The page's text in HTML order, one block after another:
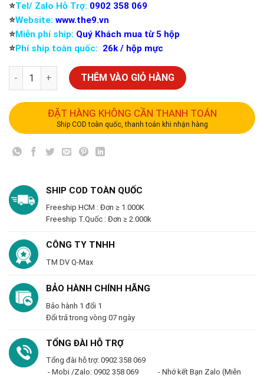
⭐️Tel/ Zalo Hỗ Trợ: 0902 358 069
⭐️Website: www.the9.vn
⭐️Miễn phí ship: Quý Khách mua từ 5 hộp
⭐️Phí ship toàn quốc: 26k / hộp mực
THÊM VÀO GIỎ HÀNG
ĐẶT HÀNG KHÔNG CẦN THANH TOÁN
Ship COD toàn quốc, thanh toán khi nhận hàng
SHIP COD TOÀN QUỐC
Freeship HCM : Đơn ≥ 1.000K
Freeship T.Quốc : Đơn ≥ 2.000k
CÔNG TY TNHH
TM DV Q-Max
BẢO HÀNH CHÍNH HÃNG
Bảo hành 1 đổi 1
Đổi trả trong vòng 07 ngày
TỔNG ĐÀI HỖ TRỢ
Tổng đài hỗ trợ: 0902 358 069
- Mobi /Zalo: 0902 358 069 - Nhớ kết Bạn Zalo (Miễn